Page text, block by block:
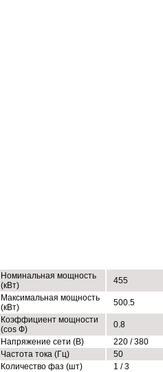
Номинальная мощность
(кВт)
455
Максимальная мощность
(кВт)
500.5
Коэффициент мощности
(cos Ф)
0.8
Напряжение сети (В)
220 / 380
Частота тока (Гц)
50
Количество фаз (шт)
1 / 3